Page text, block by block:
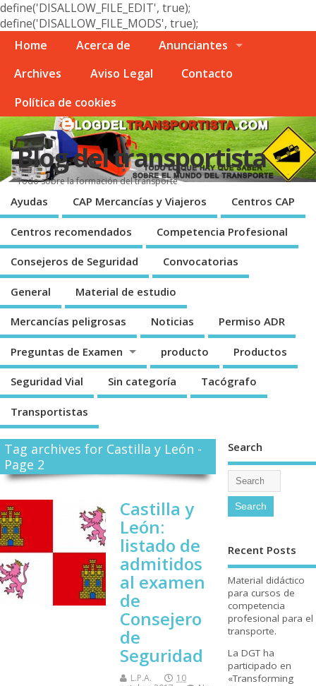
define('DISALLOW_FILE_EDIT', true);
define('DISALLOW_FILE_MODS', true);
Home
Acerca de
Anunciantes
Archives
Aviso Legal
Contacto
Polí­tica de cookies
Blog del transportista
Todo sobre la formación del transporte
Ayudas CAP Mercancí­as y Viajeros Centros CAP
Centros recomendados Competencia Profesional
Consejeros de Seguridad Convocatorias
General Material de estudio
Mercancí­as peligrosas Noticias Permiso ADR
Preguntas de Examen producto Productos
Seguridad Vial Sin categorí­a Tacógrafo
Transportistas
Tag archives for Castilla y León -
Page 2
Castilla y
León:
listado de
admitidos
al examen
de
Consejero
de
Seguridad
L.P.A.
10
Search
Recent Posts
Material didáctico
para cursos de
competencia
profesional para el
transporte.
La DGT ha
participado en
«Transforming